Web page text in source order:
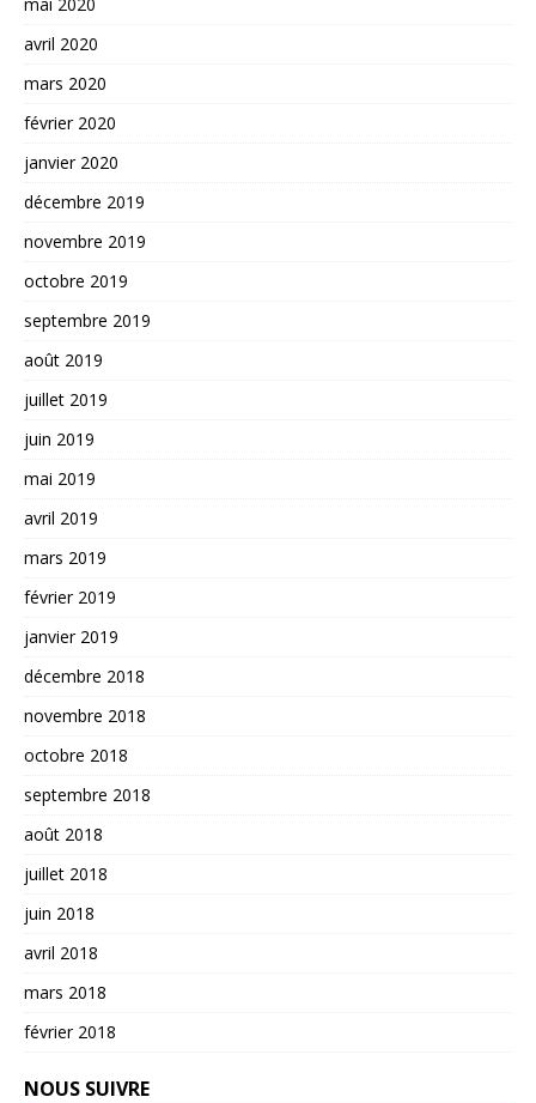
avril 2020
mars 2020
février 2020
janvier 2020
décembre 2019
novembre 2019
octobre 2019
septembre 2019
août 2019
juillet 2019
juin 2019
mai 2019
avril 2019
mars 2019
février 2019
janvier 2019
décembre 2018
novembre 2018
octobre 2018
septembre 2018
août 2018
juillet 2018
juin 2018
avril 2018
mars 2018
février 2018
NOUS SUIVRE